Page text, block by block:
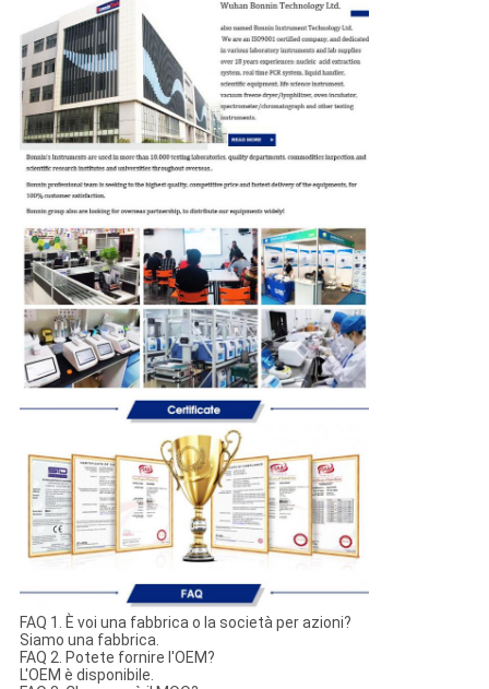
FAQ 1. È voi una fabbrica o la società per azioni?
Siamo una fabbrica.
FAQ 2. Potete fornire l'OEM?
L'OEM è disponibile.